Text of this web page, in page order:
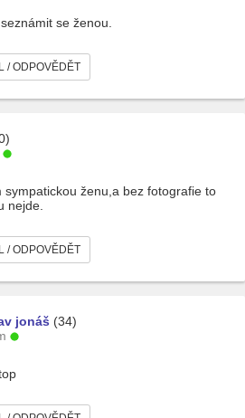
se ženou.
/ ODPOVĚDĚT
sympatickou ženu,a bez fotografie to
nejde.
/ ODPOVĚDĚT
jonáš (34)